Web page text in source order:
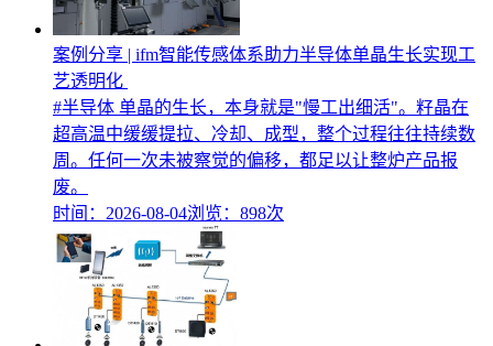
案例分享 | ifm智能传感体系助力半导体单晶生长实现工
艺透明化​
#半导体 单晶的生长，本身就是"慢工出细活"。籽晶在
超高温中缓缓提拉、冷却、成型，整个过程往往持续数
周。任何一次未被察觉的偏移，都足以让整炉产品报
废。
时间：2026-08-04浏览：898次